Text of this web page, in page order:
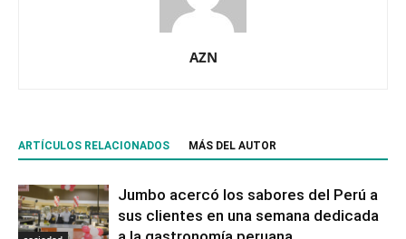
AZN
ARTÍCULOS RELACIONADOS MÁS DEL AUTOR
Jumbo acercó los sabores del Perú a
sus clientes en una semana dedicada